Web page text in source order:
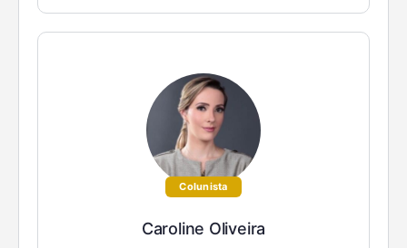
Colunista
Caroline Oliveira